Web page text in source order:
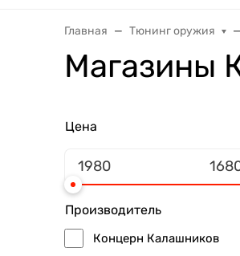
Главная Тюнинг оружия
Магазины
Цена
Производитель
Концерн Калашников